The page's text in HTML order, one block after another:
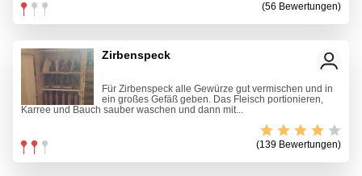
(56 Bewertungen)
Zirbenspeck
Für Zirbenspeck alle Gewürze gut vermischen und in
ein großes Gefäß geben. Das Fleisch portionieren,
Karree und Bauch sauber waschen und dann mit...
(139 Bewertungen)